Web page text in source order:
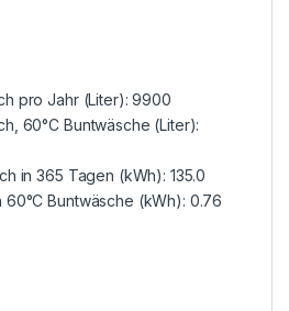
pro Jahr (Liter): 9900
60°C Buntwäsche (Liter):
in 365 Tagen (kWh): 135.0
Buntwäsche (kWh): 0.76